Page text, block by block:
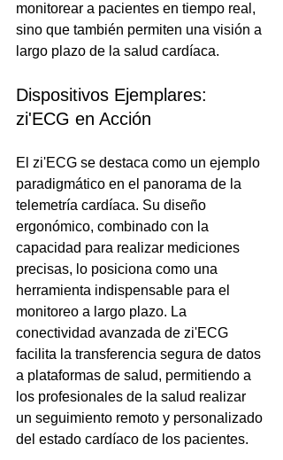
monitorear a pacientes en tiempo real,
sino que también permiten una visión a
largo plazo de la salud cardíaca.
Dispositivos Ejemplares:
zi'ECG en Acción
El zi'ECG se destaca como un ejemplo
paradigmático en el panorama de la
telemetría cardíaca. Su diseño
ergonómico, combinado con la
capacidad para realizar mediciones
precisas, lo posiciona como una
herramienta indispensable para el
monitoreo a largo plazo. La
conectividad avanzada de zi'ECG
facilita la transferencia segura de datos
a plataformas de salud, permitiendo a
los profesionales de la salud realizar
un seguimiento remoto y personalizado
del estado cardíaco de los pacientes.